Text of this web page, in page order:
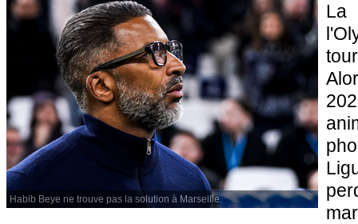
Habib Beye ne trouve pas la solution à Marseille.